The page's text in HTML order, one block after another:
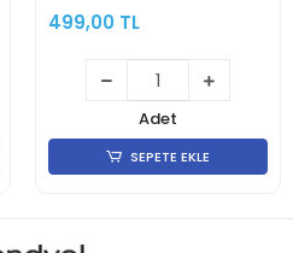
499,00 TL
Adet
SEPETE EKLE